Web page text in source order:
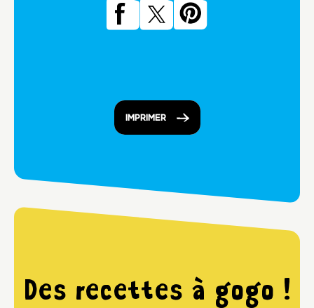
IMPRIMER
Des recettes à gogo !